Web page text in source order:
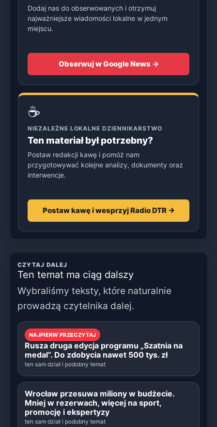
Dodaj nas do obserwowanych i otrzymuj
najważniejsze wiadomości lokalne w jednym
miejscu.
Obserwuj w Google News →
☕
NIEZALEŻNE LOKALNE DZIENNIKARSTWO
Ten materiał był potrzebny?
Postaw redakcji kawę i pomóż nam
przygotowywać kolejne analizy, dokumenty oraz
interwencje.
Postaw kawę i wesprzyj Radio DTR →
CZYTAJ DALEJ
Ten temat ma ciąg dalszy
Wybraliśmy teksty, które naturalnie
prowadzą czytelnika dalej.
NAJPIERW PRZECZYTAJ
Rusza druga edycja programu „Szatnia na
medal”. Do zdobycia nawet 500 tys. zł
ten sam dział i podobny temat
Wrocław przesuwa miliony w budżecie.
Mniej w rezerwach, więcej na sport,
promocję i ekspertyzy
ten sam dział i podobny temat